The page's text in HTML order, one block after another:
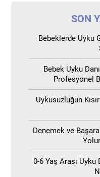
SON
Bebeklerde Uyku
Bebek Uyku
Profesyonel
Uykusuzluğun
Denemek ve
0-6 Yaş Arası Uyku